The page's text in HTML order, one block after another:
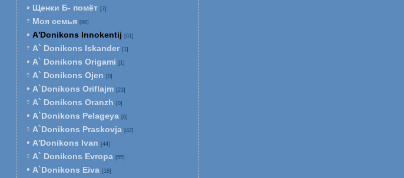
Щенки Б- помёт [7]
Моя семья [80]
A'Donikons Innokentij [61]
A` Donikons Iskander [1]
A` Donikons Origami [1]
A` Donikons Ojen [0]
A`Donikons Oriflajm [23]
A` Donikons Oranzh [0]
A`Donikons Pelageya [0]
A`Donikons Praskovja [42]
A'Donikons Ivan [44]
A` Donikons Evropa [55]
A`Donikons Eiva [18]